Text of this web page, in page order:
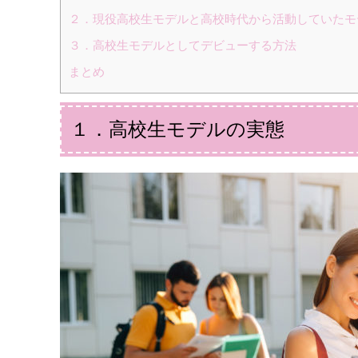
２．現役高校生モデルと高校時代から活動していた
３．高校生モデルとしてデビューする方法
まとめ
１．高校生モデルの実態